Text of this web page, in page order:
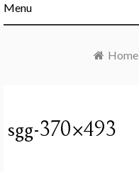
Menu
Home
sgg-370×493